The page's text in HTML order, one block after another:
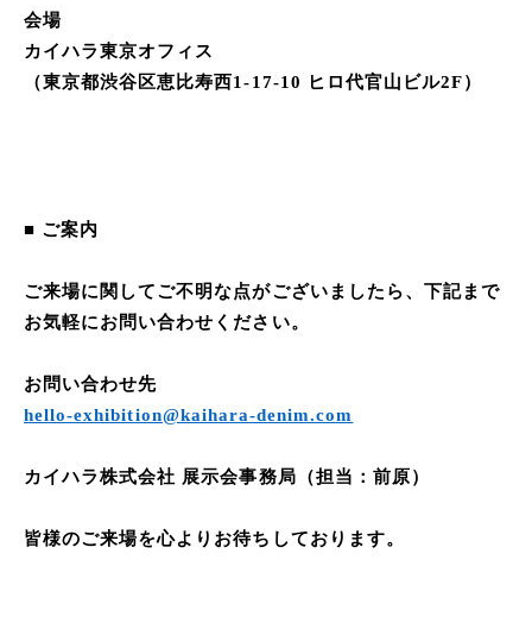
会場
カイハラ東京オフィス
（東京都渋谷区恵比寿西1-17-10 ヒロ代官山ビル2F）
■ ご案内
ご来場に関してご不明な点がございましたら、下記まで
お気軽にお問い合わせください。
お問い合わせ先
hello-exhibition@kaihara-denim.com
カイハラ株式会社 展示会事務局（担当：前原）
皆様のご来場を心よりお待ちしております。